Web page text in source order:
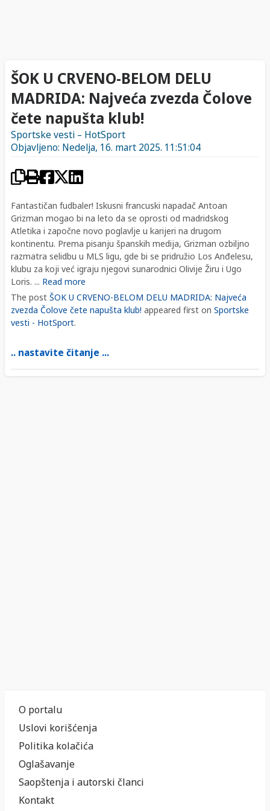
ŠOK U CRVENO-BELOM DELU
MADRIDA: Najveća zvezda Čolove
čete napušta klub!
Sportske vesti – HotSport
Objavljeno: Nedelja, 16. mart 2025. 11:51:04
Fantastičan fudbaler! Iskusni francuski napadač Antoan
Grizman mogao bi na leto da se oprosti od madridskog
Atletika i započne novo poglavlje u karijeri na drugom
kontinentu. Prema pisanju španskih medija, Grizman ozbiljno
razmatra selidbu u MLS ligu, gde bi se pridružio Los Anđelesu,
klubu za koji već igraju njegovi sunarodnici Olivije Žiru i Ugo
Loris. ... Read more
The post ŠOK U CRVENO-BELOM DELU MADRIDA: Najveća
zvezda Čolove čete napušta klub! appeared first on Sportske
vesti - HotSport.
.. nastavite čitanje ...
O portalu
Uslovi korišćenja
Politika kolačića
Oglašavanje
Saopštenja i autorski članci
Kontakt